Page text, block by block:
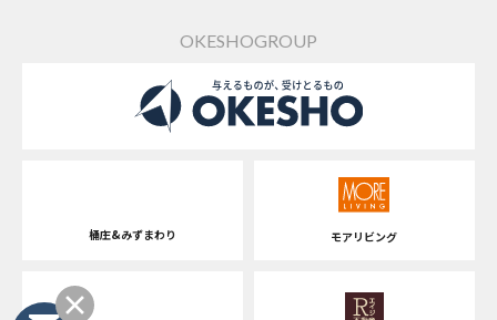
OKESHOGROUP
桶庄&みずまわり モアリビング